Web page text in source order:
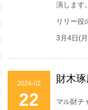
演します
リリー役
3月4日(
2024-02
22
財木
マル財チ